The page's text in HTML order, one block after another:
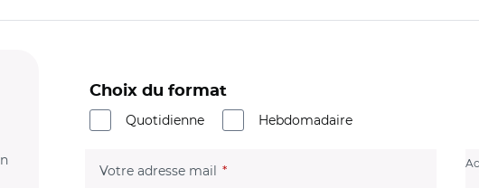
Choix du format
Quotidienne
Hebdomadaire
Votre adresse mail (champ obligatoire)